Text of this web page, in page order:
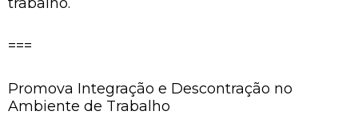
===
Promova Integração e Descontração no
Ambiente de Trabalho